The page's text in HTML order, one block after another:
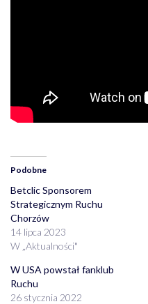
Podobne
Betclic Sponsorem
Strategicznym Ruchu
Chorzów
14 lipca 2023
W „Aktualności"
W USA powstał fanklub
Ruchu
26 stycznia 2022